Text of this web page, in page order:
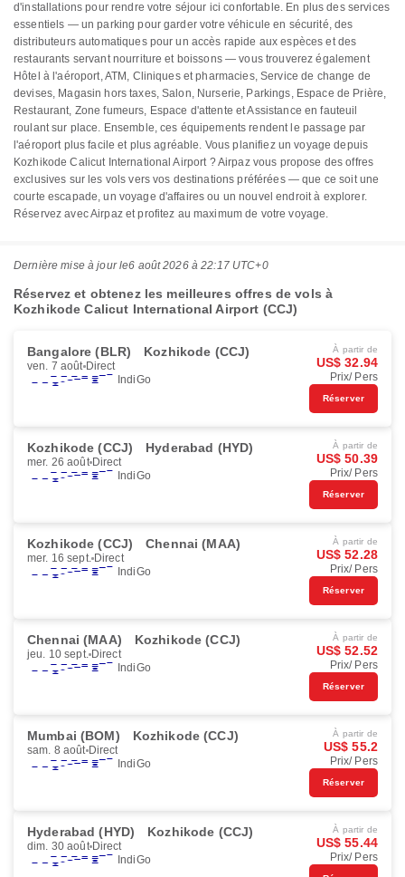
d'installations pour rendre votre séjour ici confortable. En plus des services
essentiels — un parking pour garder votre véhicule en sécurité, des
distributeurs automatiques pour un accès rapide aux espèces et des
restaurants servant nourriture et boissons — vous trouverez également
Hôtel à l'aéroport, ATM, Cliniques et pharmacies, Service de change de
devises, Magasin hors taxes, Salon, Nurserie, Parkings, Espace de Prière,
Restaurant, Zone fumeurs, Espace d'attente et Assistance en fauteuil
roulant sur place. Ensemble, ces équipements rendent le passage par
l'aéroport plus facile et plus agréable. Vous planifiez un voyage depuis
Kozhikode Calicut International Airport ? Airpaz vous propose des offres
exclusives sur les vols vers vos destinations préférées — que ce soit une
courte escapade, un voyage d'affaires ou un nouvel endroit à explorer.
Réservez avec Airpaz et profitez au maximum de votre voyage.
Dernière mise à jour le6 août 2026 à 22:17 UTC+0
Réservez et obtenez les meilleures offres de vols à
Kozhikode Calicut International Airport (CCJ)
Bangalore (BLR) Kozhikode (CCJ)
ven. 7 août Direct
IndiGo
À partir de
US$ 32.94
Prix/ Pers
Réserver
Kozhikode (CCJ) Hyderabad (HYD)
mer. 26 août Direct
IndiGo
À partir de
US$ 50.39
Prix/ Pers
Réserver
Kozhikode (CCJ) Chennai (MAA)
mer. 16 sept. Direct
IndiGo
À partir de
US$ 52.28
Prix/ Pers
Réserver
Chennai (MAA) Kozhikode (CCJ)
jeu. 10 sept. Direct
IndiGo
À partir de
US$ 52.52
Prix/ Pers
Réserver
Mumbai (BOM) Kozhikode (CCJ)
sam. 8 août Direct
IndiGo
À partir de
US$ 55.2
Prix/ Pers
Réserver
Hyderabad (HYD) Kozhikode (CCJ)
dim. 30 août Direct
IndiGo
À partir de
US$ 55.44
Prix/ Pers